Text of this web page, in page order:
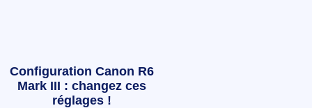
Configuration Canon R6
Mark III : changez ces
réglages !